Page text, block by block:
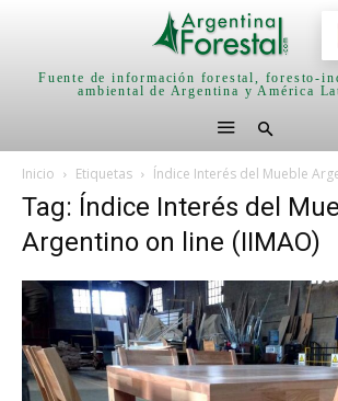
Fuente de información forestal, foresto-
ambiental de Argentina y América
Inicio Etiquetas Índice Interés del Mueble
Tag: Índice Interés del
Argentino on line (IIMAO)